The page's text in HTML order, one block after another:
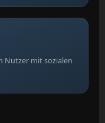
Nutzer mit sozialen